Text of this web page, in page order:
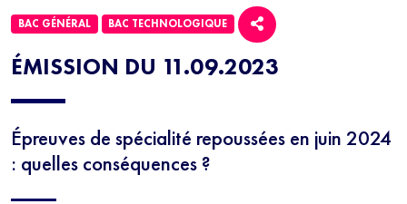
ÉMISSION DU 11.09.2023
Épreuves de spécialité repoussées en juin 2024
: quelles conséquences ?
BAC GÉNÉRAL BAC TECHNOLOGIQUE